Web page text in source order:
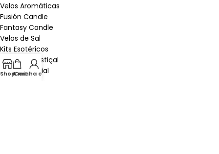
Velas Aromáticas
Fusión Candle
Fantasy Candle
Velas de Sal
Kits Esotéricos
Velas de Castiçal
Óleo Essencial
ShopCart
A minha conta